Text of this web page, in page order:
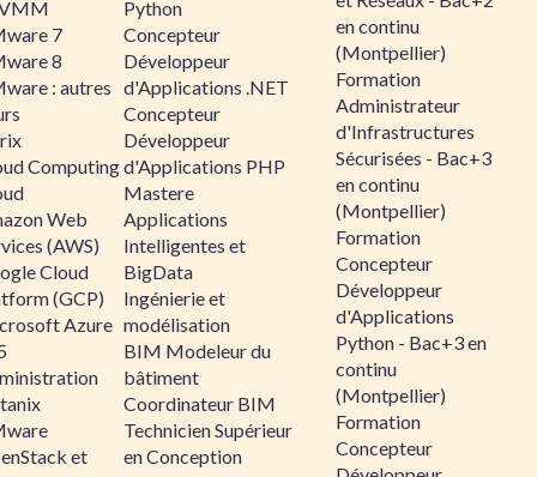
7
8
: autres
Computing
Web
(AWS)
Cloud
(GCP)
Azure
et
Python
Concepteur
Développeur
d'Applications .NET
Concepteur
Développeur
d'Applications PHP
Mastere
Applications
Intelligentes et
BigData
Ingénierie et
modélisation
BIM Modeleur du
bâtiment
Coordinateur BIM
Technicien Supérieur
en Conception
en continu
(Montpellier)
Formation
Administrateur
d'Infrastructures
Sécurisées - Bac+3
en continu
(Montpellier)
Formation
Concepteur
Développeur
d'Applications
Python - Bac+3 en
continu
(Montpellier)
Formation
Concepteur